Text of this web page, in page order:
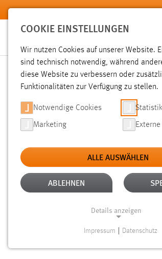
Zum Hauptinhalt springen
SUCHE
Aktive Filter: TYP: PERSONEN
Gesucht nach "moodle". Es wurden 7
COOKIE EINSTELLUNGEN
Wir nutzen Cookies auf unserer Website.
sind technisch notwendig, während
diese Website zu verbessern oder
Funktionalitäten zur Verfügung zu stellen.
Notwendige Cookies Statistik
Marketing
ALLE AUSWÄHLEN
ABLEHNEN
Details anzeigen
Impressum Datenschutz